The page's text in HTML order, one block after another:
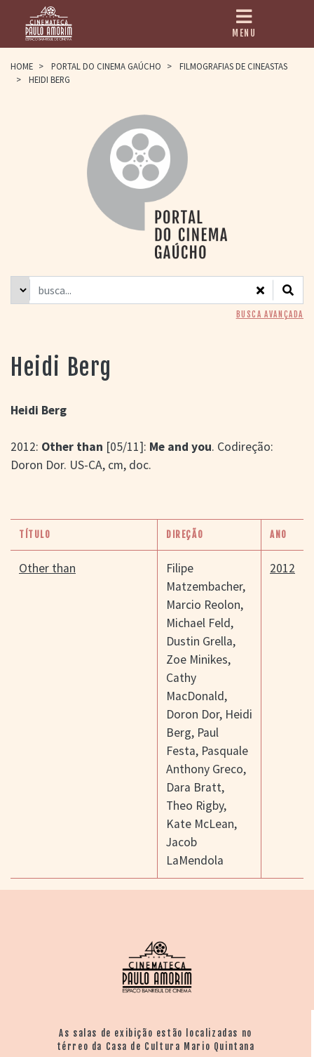
HOME
PAULO AMORIM
> HOMENAGEADOS
> EQUIPE
> ASSOCIAÇÃO DOS
> BIBLIOTECA
ROMEU GRIMALDI
> GRADE SEMANAL
> PREÇOS E
DESCONTOS
PORTAL DO
CINEMA GAÚCHO
> BUSCA AVANÇADA
> FILMOGRAFIAS DE
CINEASTAS
> DISCOGRAFIAS
LOCALIZAÇÃO
MENU
HOME > PORTAL DO CINEMA GAÚCHO >
FILMOGRAFIAS DE CINEASTAS
>
HEIDI BERG
BUSCA AVANÇADA
Heidi Berg
Heidi Berg
2012: Other than [05/11]: Me and you. Codireção:
Doron Dor. US-CA, cm, doc.
TÍTULO DIREÇÃO ANO
Other than
Filipe
Matzembacher,
Marcio Reolon,
Michael Feld,
Dustin Grella,
Zoe Minikes,
Cathy
MacDonald,
Doron Dor, Heidi
Berg, Paul
Festa, Pasquale
Anthony Greco,
Dara Bratt,
Theo Rigby,
Kate McLean,
Jacob
LaMendola
2012
As salas de exibição estão localizadas no
térreo da Casa de Cultura Mario Quintana